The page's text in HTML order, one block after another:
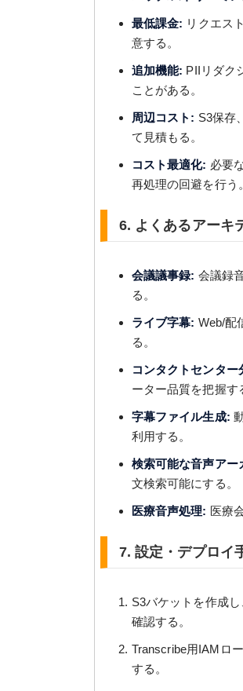
最低課金: リクエス
意する。
追加機能: PIIリダク
ことがある。
周辺コスト: S3保存
て見積もる。
コスト最適化: 必要
再処理の回避を行う。
6. よくあるアーキ
会議議事録: 会議録
る。
ライブ字幕: Web/配
る。
コンタクトセンター
ーター品質を把握す
字幕ファイル生成:
利用する。
検索可能な音声アー
文検索可能にする。
医療音声処理: 医療
7. 設定・デプロイ
S3バケットを作成
確認する。
Transcribe用IAMロ
する。